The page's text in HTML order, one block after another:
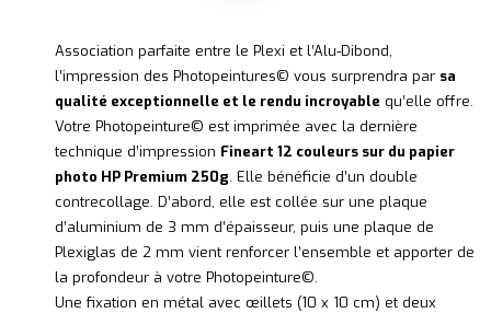
Association parfaite entre le Plexi et l’Alu-Dibond,
l’impression des Photopeintures© vous surprendra par sa
qualité exceptionnelle et le rendu incroyable qu’elle offre.
Votre Photopeinture© est imprimée avec la dernière
technique d’impression Fineart 12 couleurs sur du papier
photo HP Premium 250g. Elle bénéficie d’un double
contrecollage. D’abord, elle est collée sur une plaque
d’aluminium de 3 mm d’épaisseur, puis une plaque de
Plexiglas de 2 mm vient renforcer l’ensemble et apporter de
la profondeur à votre Photopeinture©.
Une fixation en métal avec œillets (10 x 10 cm) et deux